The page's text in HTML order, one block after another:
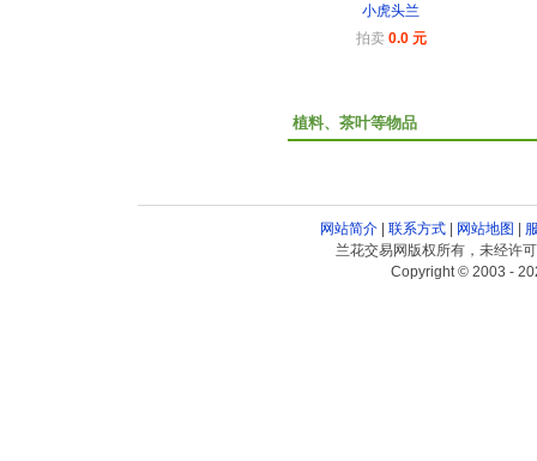
小虎头兰
拍卖 0.0 元
植料、茶叶等物品
网站简介| 联系方式| 网站地图 |
兰花交易网版权所有，未经许
Copyright © 2003 -